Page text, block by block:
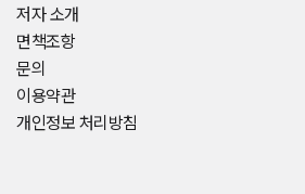
저자 소개
면책조항
문의
이용약관
개인정보 처리방침